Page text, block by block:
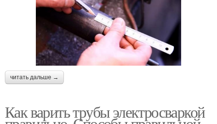
читать дальше →
Как варить трубы электросваркой